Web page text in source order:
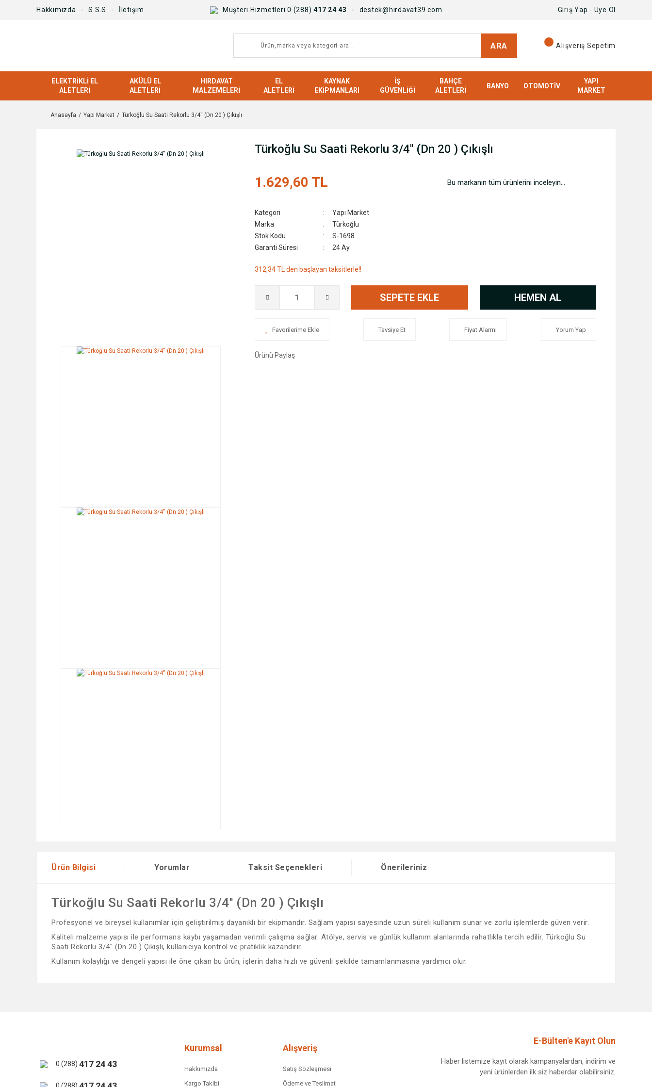
Hakkımızda S.S.S İletişim Müşteri Hizmetleri 0 (288) 417 24 43 destek@hirdavat39.com Giriş Yap - Üye Ol
ARA Alışveriş Sepetim
ELEKTRIKLI EL
ALETLERI
AKÜLÜ EL
ALETLERI
HIRDAVAT
MALZEMELERI
EL
ALETLERI
KAYNAK
EKIPMANLARI
İŞ
GÜVENLIĞI
BAHÇE
ALETLERI
BANYO OTOMOTIV
YAPI
MARKET
Anasayfa Yapı Market Türkoğlu Su Saati Rekorlu 3/4'' (Dn 20 ) Çıkışlı
Türkoğlu Su Saati Rekorlu 3/4'' (Dn 20 ) Çıkışlı
1.629,60 TL Bu markanın tüm ürünlerini inceleyin...
Kategori
Yapı Market
Marka
Türkoğlu
Stok Kodu
S-1698
Garanti Süresi
24 Ay
312,34 TL den başlayan taksitlerle!!
SEPETE EKLE HEMEN AL
Tavsiye Et Fiyat Alarmı Yorum Yap
Ürünü Paylaş
Ürün Bilgisi Yorumlar Taksit Seçenekleri Önerileriniz
Türkoğlu Su Saati Rekorlu 3/4'' (Dn 20 ) Çıkışlı
Profesyonel ve bireysel kullanımlar için geliştirilmiş dayanıklı bir ekipmandır. Sağlam yapısı sayesinde uzun süreli kullanım sunar ve zorlu işlemlerde güven verir.
Kaliteli malzeme yapısı ile performans kaybı yaşamadan verimli çalışma sağlar. Atölye, servis ve günlük kullanım alanlarında rahatlıkla tercih edilir. Türkoğlu Su
Saati Rekorlu 3/4'' (Dn 20 ) Çıkışlı, kullanıcıya kontrol ve pratiklik kazandırır.
Kullanım kolaylığı ve dengeli yapısı ile öne çıkan bu ürün, işlerin daha hızlı ve güvenli şekilde tamamlanmasına yardımcı olur.
Bu ürüne benzer farklı alternatifler olmalı.
0 (288) 417 24 43
Kurumsal
Hakkımızda
Kargo Takibi
Alışveriş
Satış Sözleşmesi
Ödeme ve Teslimat
E-Bülten'e Kayıt Olun
Haber listemize kayıt olarak kampanyalardan, indirim ve
yeni ürünlerden ilk siz haberdar olabilirsiniz.